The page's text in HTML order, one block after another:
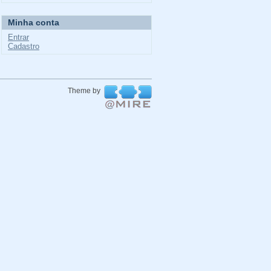
Minha conta
Entrar
Cadastro
Theme by